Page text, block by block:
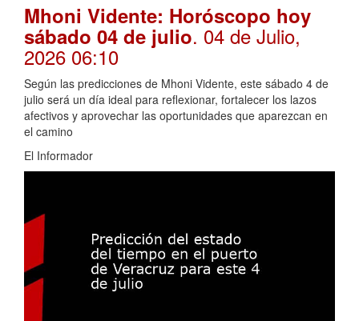
Mhoni Vidente: Horóscopo hoy
sábado 04 de julio. 04 de Julio,
2026 06:10
Según las predicciones de Mhoni Vidente, este sábado 4 de
julio será un día ideal para reflexionar, fortalecer los lazos
afectivos y aprovechar las oportunidades que aparezcan en
el camino
El Informador